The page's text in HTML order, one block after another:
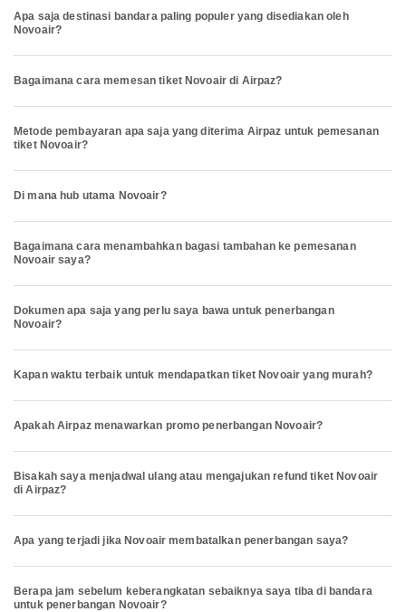
Apa saja destinasi bandara paling populer yang disediakan oleh
Novoair?
Bagaimana cara memesan tiket Novoair di Airpaz?
Metode pembayaran apa saja yang diterima Airpaz untuk pemesanan
tiket Novoair?
Di mana hub utama Novoair?
Bagaimana cara menambahkan bagasi tambahan ke pemesanan
Novoair saya?
Dokumen apa saja yang perlu saya bawa untuk penerbangan
Novoair?
Kapan waktu terbaik untuk mendapatkan tiket Novoair yang murah?
Apakah Airpaz menawarkan promo penerbangan Novoair?
Bisakah saya menjadwal ulang atau mengajukan refund tiket Novoair
di Airpaz?
Apa yang terjadi jika Novoair membatalkan penerbangan saya?
Berapa jam sebelum keberangkatan sebaiknya saya tiba di bandara
untuk penerbangan Novoair?